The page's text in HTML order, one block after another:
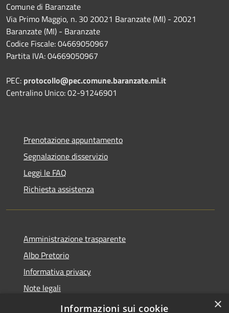
Comune di Baranzate
Via Primo Maggio, n. 30 20021 Baranzate (MI) - 20021
Baranzate (MI) - Baranzate
Codice Fiscale: 04669050967
Partita IVA: 04669050967
PEC: protocollo@pec.comune.baranzate.mi.it
Centralino Unico: 02-91246901
Prenotazione appuntamento
Segnalazione disservizio
Leggi le FAQ
Richiesta assistenza
Amministrazione trasparente
Albo Pretorio
Informativa privacy
Note legali
Dichiarazione di accessibilità
×
Informazioni sui cookie